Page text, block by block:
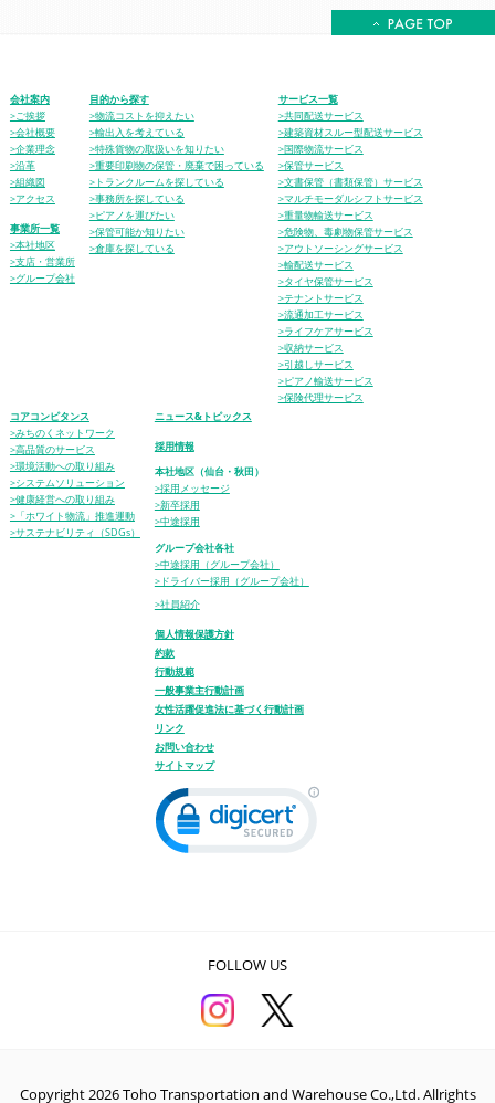
会社案内
>ご挨拶
>会社概要
>企業理念
>沿革
>組織図
>アクセス
事業所一覧
>本社地区
>支店・営業所
>グループ会社
目的から探す
>物流コストを抑えたい
>輸出入を考えている
>特殊貨物の取扱いを知りたい
>重要印刷物の保管・廃棄で困っている
>トランクルームを探している
>事務所を探している
>ピアノを運びたい
>保管可能か知りたい
>倉庫を探している
サービス一覧
>共同配送サービス
>建築資材スルー型配送サービス
>国際物流サービス
>保管サービス
>文書保管（書類保管）サービス
>マルチモーダルシフトサービス
>重量物輸送サービス
>危険物、毒劇物保管サービス
>アウトソーシングサービス
>輸配送サービス
>タイヤ保管サービス
>テナントサービス
>流通加工サービス
>ライフケアサービス
>収納サービス
>引越しサービス
>ピアノ輸送サービス
>保険代理サービス
コアコンピタンス
>みちのくネットワーク
>高品質のサービス
>環境活動への取り組み
>システムソリューション
>健康経営への取り組み
>「ホワイト物流」推進運動
>サステナビリティ（SDGs）
ニュース&トピックス
採用情報
本社地区（仙台・秋田）
>採用メッセージ
>新卒採用
>中途採用
グループ会社各社
>中途採用（グループ会社）
>ドライバー採用（グループ会社）
>社員紹介
個人情報保護方針
約款
行動規範
一般事業主行動計画
女性活躍促進法に基づく行動計画
リンク
お問い合わせ
サイトマップ
FOLLOW US
Copyright 2026 Toho Transportation and Warehouse Co.,Ltd. Allrights